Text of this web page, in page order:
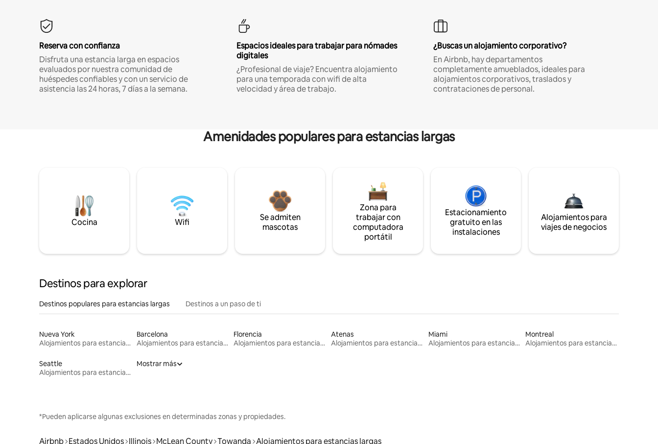
Reserva con confianza
Disfruta una estancia larga en espacios
evaluados por nuestra comunidad de
huéspedes confiables y con un servicio de
asistencia las 24 horas, 7 días a la semana.
Espacios ideales para trabajar para nómades
digitales
¿Profesional de viaje? Encuentra alojamiento
para una temporada con wifi de alta
velocidad y área de trabajo.
¿Buscas un alojamiento corporativo?
En Airbnb, hay departamentos
completamente amueblados, ideales para
alojamientos corporativos, traslados y
contrataciones de personal.
Amenidades populares para estancias largas
Cocina Wifi
Se admiten
mascotas
Zona para
trabajar con
computadora
portátil
Estacionamiento
gratuito en las
instalaciones
Alojamientos para
viajes de negocios
Destinos para explorar
Destinos populares para estancias largas Destinos a un paso de ti
Nueva York
Alojamientos para estancias largas
Barcelona
Alojamientos para estancias largas
Florencia
Alojamientos para estancias largas
Atenas
Alojamientos para estancias largas
Miami
Alojamientos para estancias largas
Montreal
Alojamientos para estancias largas
Seattle
Alojamientos para estancias largas
Mostrar más
*Pueden aplicarse algunas exclusiones en determinadas zonas y propiedades.
Airbnb Estados Unidos Illinois McLean County Towanda Alojamientos para estancias largas